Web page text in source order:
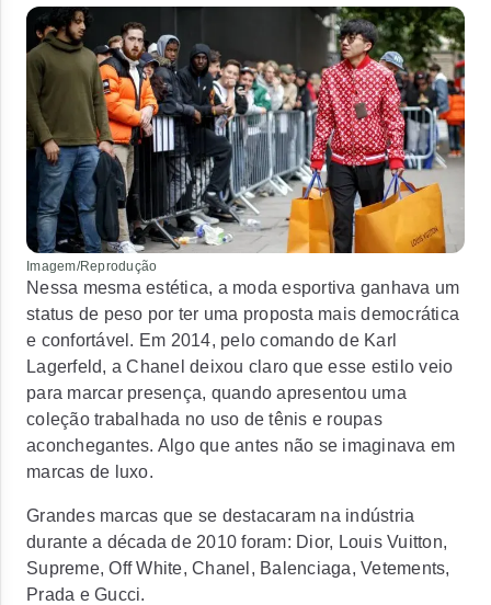
Imagem/Reprodução
Nessa mesma estética, a moda esportiva ganhava um
status de peso por ter uma proposta mais democrática
e confortável. Em 2014, pelo comando de Karl
Lagerfeld, aChanel deixou claro que esse estilo veio
para marcar presença, quando apresentou uma
coleção trabalhada no uso de tênis e roupas
aconchegantes. Algo que antes não se imaginava em
marcas de luxo.
Grandes marcas que se destacaram na indústria
durante a década de 2010 foram: Dior, Louis Vuitton,
Supreme, Off White, Chanel, Balenciaga, Vetements,
Prada e Gucci.